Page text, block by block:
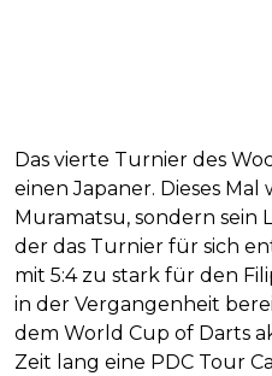
Das vierte Turnier des
einen Japaner. Dieses Mal
Muramatsu, sondern sein
der das Turnier für sich
mit 5:4 zu stark für den
in der Vergangenheit
dem World Cup of Darts
Zeit lang eine PDC Tour